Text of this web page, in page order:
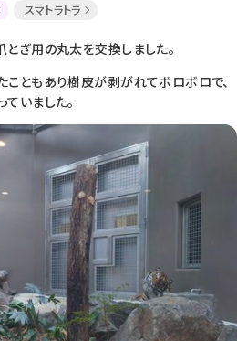
スマトラトラ
ぎ用の丸太を交換しました。
こともあり樹皮が剥がれてボロボロで、
いました。